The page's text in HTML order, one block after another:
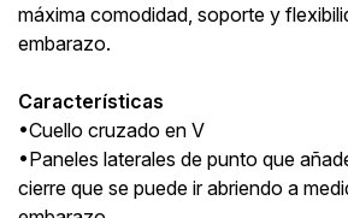
máxima comodidad, soporte y
embarazo.
Características
•Cuello cruzado en V
•Paneles laterales de punto que
cierre que se puede ir abriendo a